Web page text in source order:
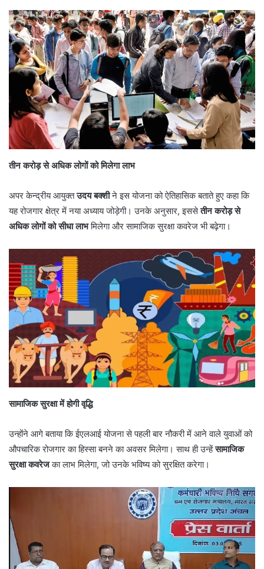
तीन करोड़ से अधिक लोगों को मिलेगा लाभ
अपर केन्द्रीय आयुक्तउदय बक्शीने इस योजना को ऐतिहासिक बताते हुए कहा कि
यह रोजगार क्षेत्र में नया अध्याय जोड़ेगी। उनके अनुसार, इससेतीन करोड़ से
अधिक लोगों को सीधा लाभमिलेगा और सामाजिक सुरक्षा कवरेज भी बढ़ेगा।
सामाजिक सुरक्षा में होगी वृद्धि
उन्होंने आगे बताया कि ईएलआई योजना से पहली बार नौकरी में आने वाले युवाओं को
औपचारिक रोजगार का हिस्सा बनने का अवसर मिलेगा। साथ ही उन्हेंसामाजिक
सुरक्षा कवरेजका लाभ मिलेगा, जो उनके भविष्य को सुरक्षित करेगा।